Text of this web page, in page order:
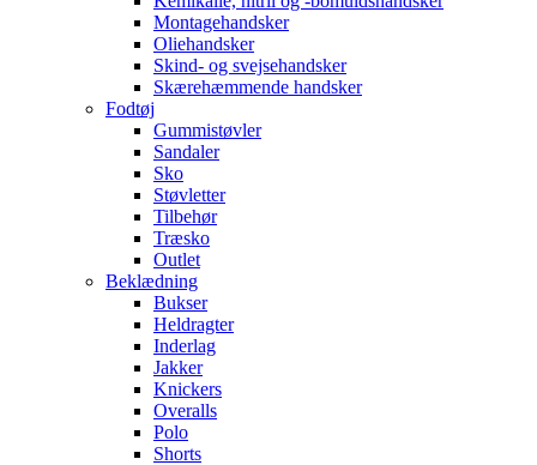
Montagehandsker
Oliehandsker
Skind- og svejsehandsker
Skærehæmmende handsker
Fodtøj
Gummistøvler
Sandaler
Sko
Støvletter
Tilbehør
Træsko
Outlet
Beklædning
Bukser
Heldragter
Inderlag
Jakker
Knickers
Overalls
Polo
Shorts